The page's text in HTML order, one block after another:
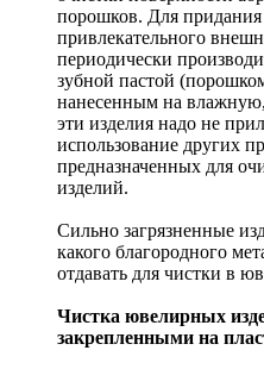
порошков. Для придания
привлекательного
периодически
зубной пастой
нанесенным на
эти изделия надо не
использование других
предназначенных для
изделий.
Сильно загрязненные
какого благородного
отдавать для чистки в
Чистка ювелирных
закрепленными на